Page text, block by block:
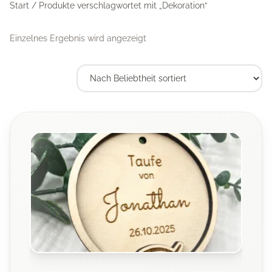
Start / Produkte verschlagwortet mit „Dekoration“
Einzelnes Ergebnis wird angezeigt